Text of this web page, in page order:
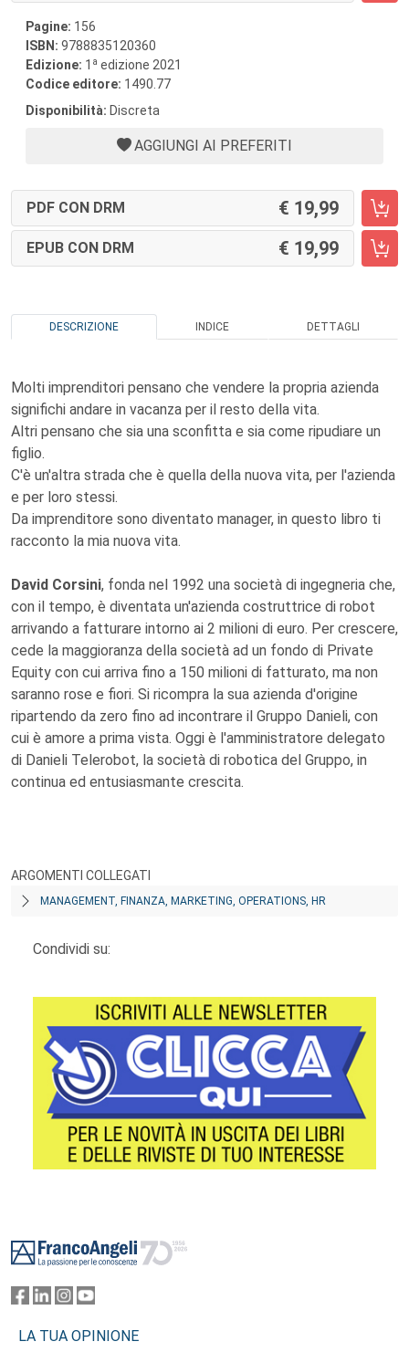
Pagine: 156
ISBN: 9788835120360
Edizione: 1 a edizione 2021
Codice editore: 1490.77
Disponibilità: Discreta
AGGIUNGI AI PREFERITI
PDF CON DRM 19,99
EPUB CON DRM 19,99
DESCRIZIONE INDICE DETTAGLI
Molti imprenditori pensano che vendere la propria azienda
significhi andare in vacanza per il resto della vita.
Altri pensano che sia una sconfitta e sia come ripudiare un
figlio.
C'è un'altra strada che è quella della nuova vita, per l'azienda
e per loro stessi.
Da imprenditore sono diventato manager, in questo libro ti
racconto la mia nuova vita.
David Corsini, fonda nel 1992 una società di ingegneria che,
con il tempo, è diventata un'azienda costruttrice di robot
arrivando a fatturare intorno ai 2 milioni di euro. Per crescere,
cede la maggioranza della società ad un fondo di Private
Equity con cui arriva fino a 150 milioni di fatturato, ma non
saranno rose e fiori. Si ricompra la sua azienda d'origine
ripartendo da zero fino ad incontrare il Gruppo Danieli, con
cui è amore a prima vista. Oggi è l'amministratore delegato
di Danieli Telerobot, la società di robotica del Gruppo, in
continua ed entusiasmante crescita.
ARGOMENTI COLLEGATI
MANAGEMENT, FINANZA, MARKETING, OPERATIONS, HR
Condividi su:
LA TUA OPINIONE